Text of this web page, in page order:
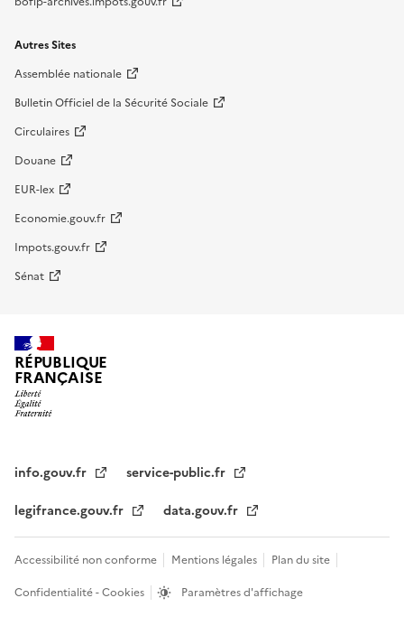
Autres Sites
Assemblée nationale
Bulletin Officiel de la Sécurité Sociale
Circulaires
Douane
EUR-lex
Economie.gouv.fr
Impots.gouv.fr
Sénat
RÉPUBLIQUE
FRANÇAISE
info.gouv.fr
service-public.fr
legifrance.gouv.fr
data.gouv.fr
Accessibilité non conforme Mentions légales
Plan du site
Confidentialité - Cookies
Paramètres d'affichage